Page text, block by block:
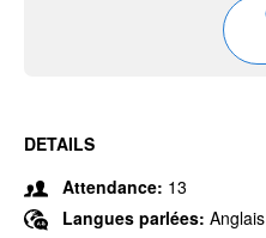
DETAILS
Attendance: 13
Langues parlées: Anglais